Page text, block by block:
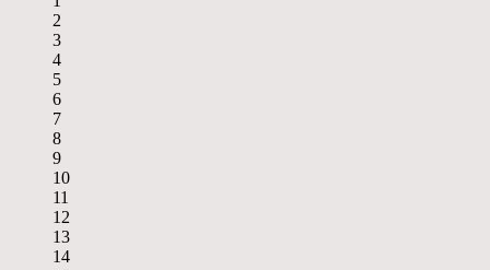
2
3
4
5
6
7
8
9
10
11
12
13
14